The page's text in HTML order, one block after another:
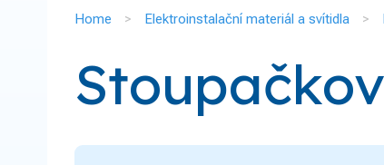
Home Elektroinstalační materiál a svítidla